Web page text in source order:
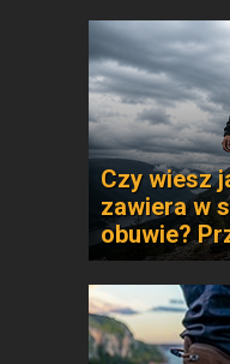
Czy wiesz
zawiera w
obuwie?